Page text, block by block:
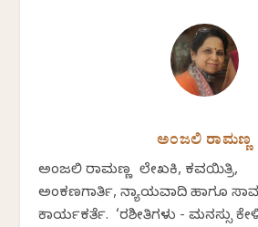
ಅಂಜಲಿ ರಾಮಣ್ಣ
ಅಂಜಲಿ ರಾಮಣ್ಣ ಲೇಖಕಿ, ಕವಯಿತ್ರಿ,
ಅಂಕಣಗಾರ್ತಿ, ನ್ಯಾಯವಾದಿ ಹಾಗೂ
ಕಾರ್ಯಕರ್ತೆ. ‘ರಶೀತಿಗಳು - ಮನಸ್ಸು